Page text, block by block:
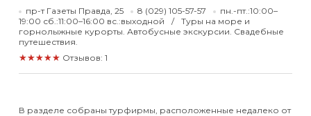
пр-т Газеты Правда, 25 8 (029) 105-57-57
пн.-пт.:10:00–
19:00 сб.:11:00–16:00 вс.:выходной
Туры на море и
горнолыжные курорты. Автобусные экскурсии. Свадебные
путешествия.
★★★★★ Отзывов: 1
В разделе собраны турфирмы, расположенные недалеко от